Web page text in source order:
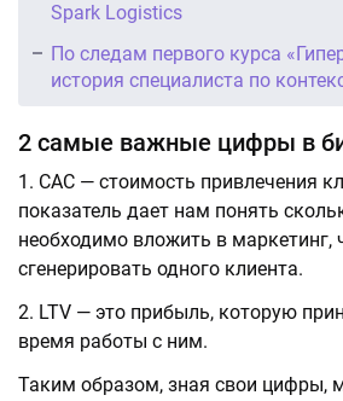
Spark Logistics
По следам первого курса
история специалиста по
2 самые важные цифры в
САС — стоимость привлечения
показатель дает нам понять
необходимо вложить в маркетинг,
сгенерировать одного клиента.
LTV — это прибыль, которую
время работы с ним.
Таким образом, зная свои цифры,